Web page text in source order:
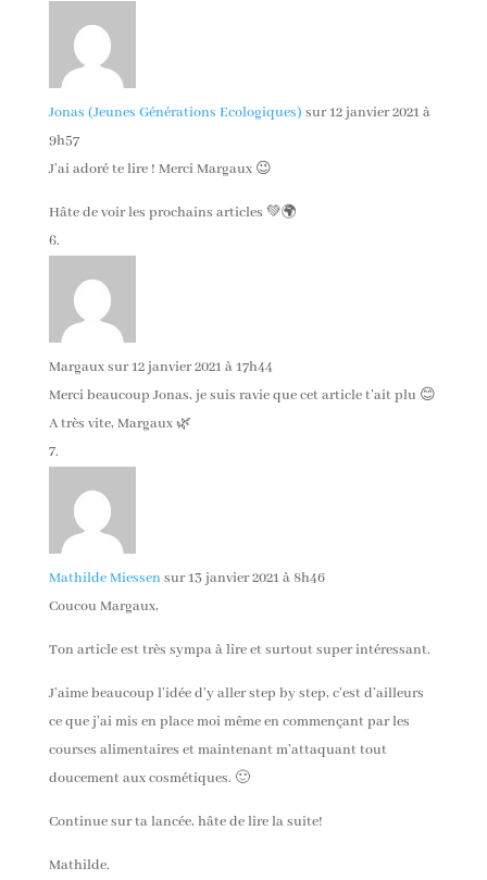
Jonas (Jeunes Générations Ecologiques) sur 12 janvier 2021 à
9h57
J’ai adoré te lire ! Merci Margaux 😉
Hâte de voir les prochains articles 💚🌍
Margauxsur 12 janvier 2021 à 17h44
Merci beaucoup Jonas, je suis ravie que cet article t’ait plu 😊
A très vite, Margaux 🌿
Mathilde Miessensur 13 janvier 2021 à 8h46
Coucou Margaux,
Ton article est très sympa à lire et surtout super intéressant.
J’aime beaucoup l’idée d’y aller step by step, c’est d’ailleurs
ce que j’ai mis en place moi même en commençant par les
courses alimentaires et maintenant m’attaquant tout
doucement aux cosmétiques. 🙂
Continue sur ta lancée, hâte de lire la suite!
Mathilde.